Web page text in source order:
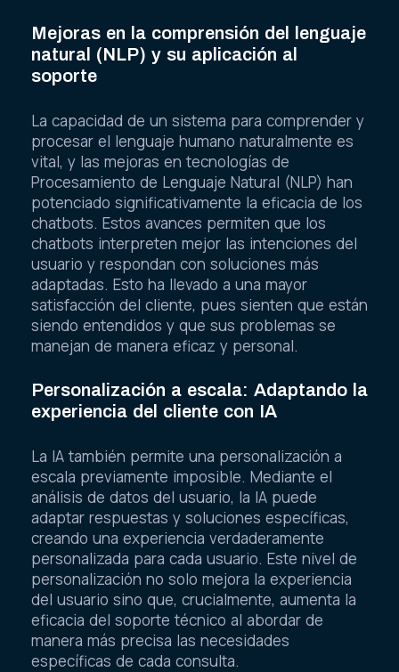
Mejoras en la comprensión del lenguaje
natural (NLP) y su aplicación al
soporte
La capacidad de un sistema para comprender y
procesar el lenguaje humano naturalmente es
vital, y las mejoras en tecnologías de
Procesamiento de Lenguaje Natural (NLP) han
potenciado significativamente la eficacia de los
chatbots. Estos avances permiten que los
chatbots interpreten mejor las intenciones del
usuario y respondan con soluciones más
adaptadas. Esto ha llevado a una mayor
satisfacción del cliente, pues sienten que están
siendo entendidos y que sus problemas se
manejan de manera eficaz y personal.
Personalización a escala: Adaptando la
experiencia del cliente con IA
La IA también permite una personalización a
escala previamente imposible. Mediante el
análisis de datos del usuario, la IA puede
adaptar respuestas y soluciones específicas,
creando una experiencia verdaderamente
personalizada para cada usuario. Este nivel de
personalización no solo mejora la experiencia
del usuario sino que, crucialmente, aumenta la
eficacia del soporte técnico al abordar de
manera más precisa las necesidades
específicas de cada consulta.